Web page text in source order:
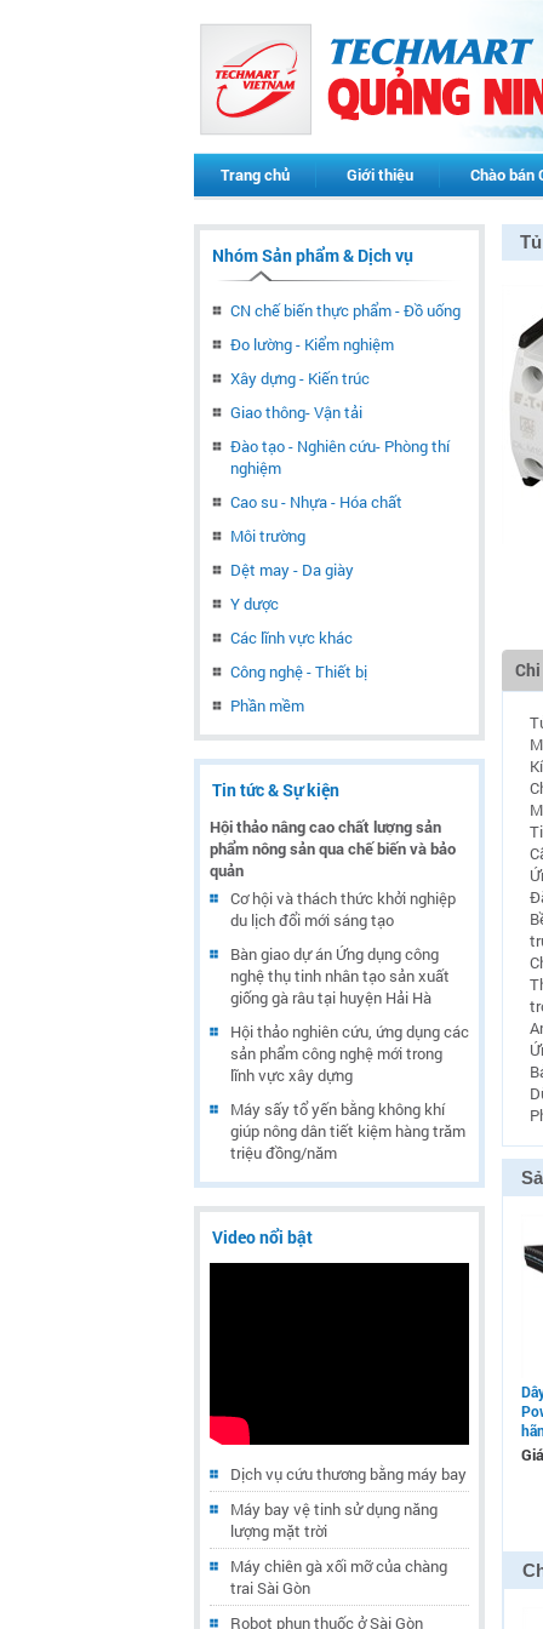
Trang chủ Giới thiệu Chào bán
Nhóm Sản phẩm & Dịch vụ
CN chế biến thực phẩm - Đồ uống
Đo lường - Kiểm nghiệm
Xây dựng - Kiến trúc
Giao thông- Vận tải
Đào tạo - Nghiên cứu- Phòng thí
nghiệm
Cao su - Nhựa - Hóa chất
Môi trường
Dệt may - Da giày
Y dược
Các lĩnh vực khác
Công nghệ - Thiết bị
Phần mềm
Tin tức & Sự kiện
Hội thảo nâng cao chất lượng sản
phẩm nông sản qua chế biến và bảo
quản
Cơ hội và thách thức khởi nghiệp
du lịch đổi mới sáng tạo
Bàn giao dự án Ứng dụng công
nghệ thụ tinh nhân tạo sản xuất
giống gà râu tại huyện Hải Hà
Hội thảo nghiên cứu, ứng dụng các
sản phẩm công nghệ mới trong
lĩnh vực xây dựng
Máy sấy tổ yến bằng không khí
giúp nông dân tiết kiệm hàng trăm
triệu đồng/năm
Video nổi bật
Dịch vụ cứu thương bằng máy bay
Máy bay vệ tinh sử dụng năng
lượng mặt trời
Máy chiên gà xối mỡ của chàng
trai Sài Gòn
Robot phun thuốc ở Sài Gòn